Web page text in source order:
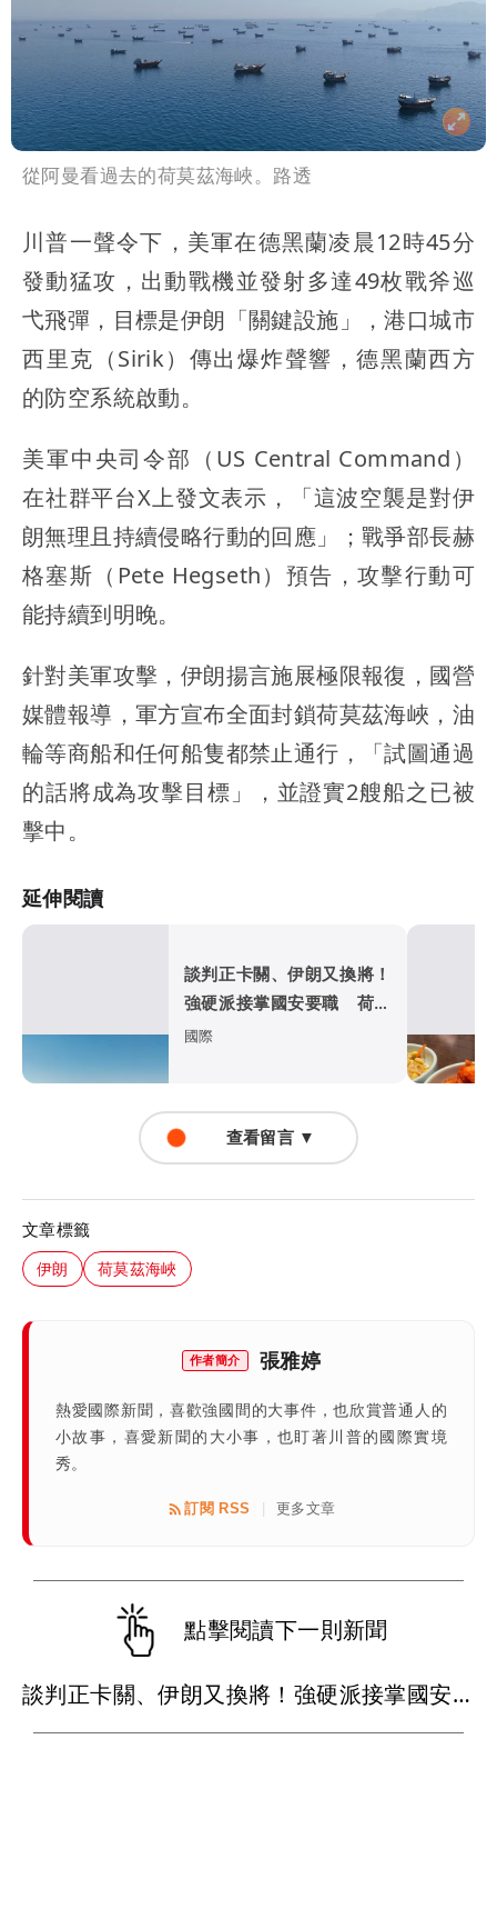
黨墮落還不准人說
13子女擠10坪屋 媽傳返家：我很愛孩
子...請還我們平靜
氣象女神累了？白海豚報成「白沙屯」
本尊：懊惱到現在
陳時中選前夜「淋雨道歉」 王必勝認：
已知輸了…無奈又不平
大爆發！3颱風+1熱帶低壓 專家逐一分
析對台影響
方志友、楊銘威離婚 恩師5個月前早露
口風
從阿曼看過去的荷莫茲海峽。路透
川普一聲令下，美軍在德黑蘭凌晨12時45分
發動猛攻，出動戰機並發射多達49枚戰斧巡
弋飛彈，目標是伊朗「關鍵設施」，港口城市
西里克（Sirik）傳出爆炸聲響，德黑蘭西方
的防空系統啟動。
美軍中央司令部（US Central Command）
在社群平台X上發文表示，「這波空襲是對伊
朗無理且持續侵略行動的回應」；戰爭部長赫
格塞斯（Pete Hegseth）預告，攻擊行動可
能持續到明晚。
針對美軍攻擊，伊朗揚言施展極限報復，國營
媒體報導，軍方宣布全面封鎖荷莫茲海峽，油
輪等商船和任何船隻都禁止通行，「試圖通過
的話將成為攻擊目標」，並證實2艘船之已被
擊中。
延伸閱讀
談判正卡關、伊朗又換將！
強硬派接掌國安要職 荷莫
茲海峽重啟恐添變數
國際
查看留言 ▼
文章標籤
伊朗 荷莫茲海峽
作者簡介 張雅婷
熱愛國際新聞，喜歡強國間的大事件，也欣賞普通人的
小故事，喜愛新聞的大小事，也盯著川普的國際實境
秀。
訂閱 RSS 更多文章
點擊閱讀下一則新聞
談判正卡關、伊朗又換將！強硬派接掌國安要職 荷莫茲海峽重啟恐添變數